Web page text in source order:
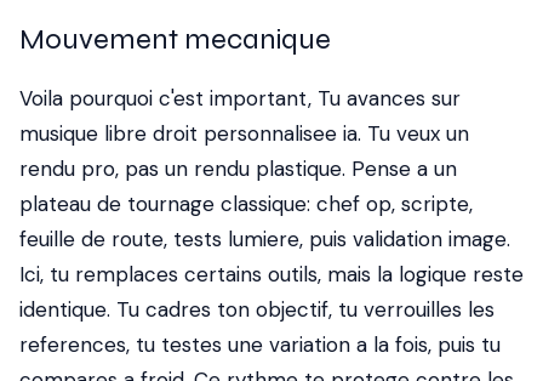
Mouvement mecanique
Voila pourquoi c'est important, Tu avances sur
musique libre droit personnalisee ia. Tu veux un
rendu pro, pas un rendu plastique. Pense a un
plateau de tournage classique: chef op, scripte,
feuille de route, tests lumiere, puis validation image.
Ici, tu remplaces certains outils, mais la logique reste
identique. Tu cadres ton objectif, tu verrouilles les
references, tu testes une variation a la fois, puis tu